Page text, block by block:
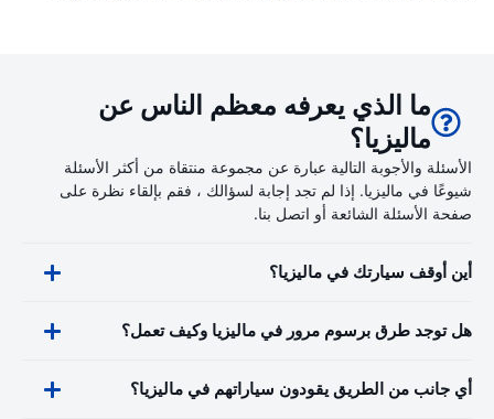
ما الذي يعرفه معظم الناس عن
ماليزيا؟
الأسئلة والأجوبة التالية عبارة عن مجموعة منتقاة من أكثر الأسئلة
شيوعًا في ماليزيا. إذا لم تجد إجابة لسؤالك ، فقم بإلقاء نظرة على
صفحة الأسئلة الشائعة أو اتصل بنا.
أين أوقف سيارتك في ماليزيا؟
هل توجد طرق برسوم مرور في ماليزيا وكيف تعمل؟
أي جانب من الطريق يقودون سياراتهم في ماليزيا؟